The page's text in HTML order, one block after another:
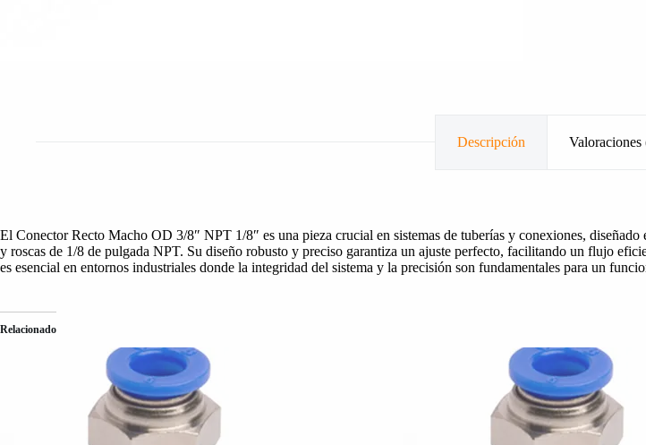
Descripción Valoraciones
El Conector Recto Macho OD 3/8″ NPT 1/8″ es una pieza crucial en sistemas de tuberías y conexiones,
y roscas de 1/8 de pulgada NPT. Su diseño robusto y preciso garantiza un ajuste perfecto, facilitando un flujo
es esencial en entornos industriales donde la integridad del sistema y la precisión son fundamentales para un
Relacionado